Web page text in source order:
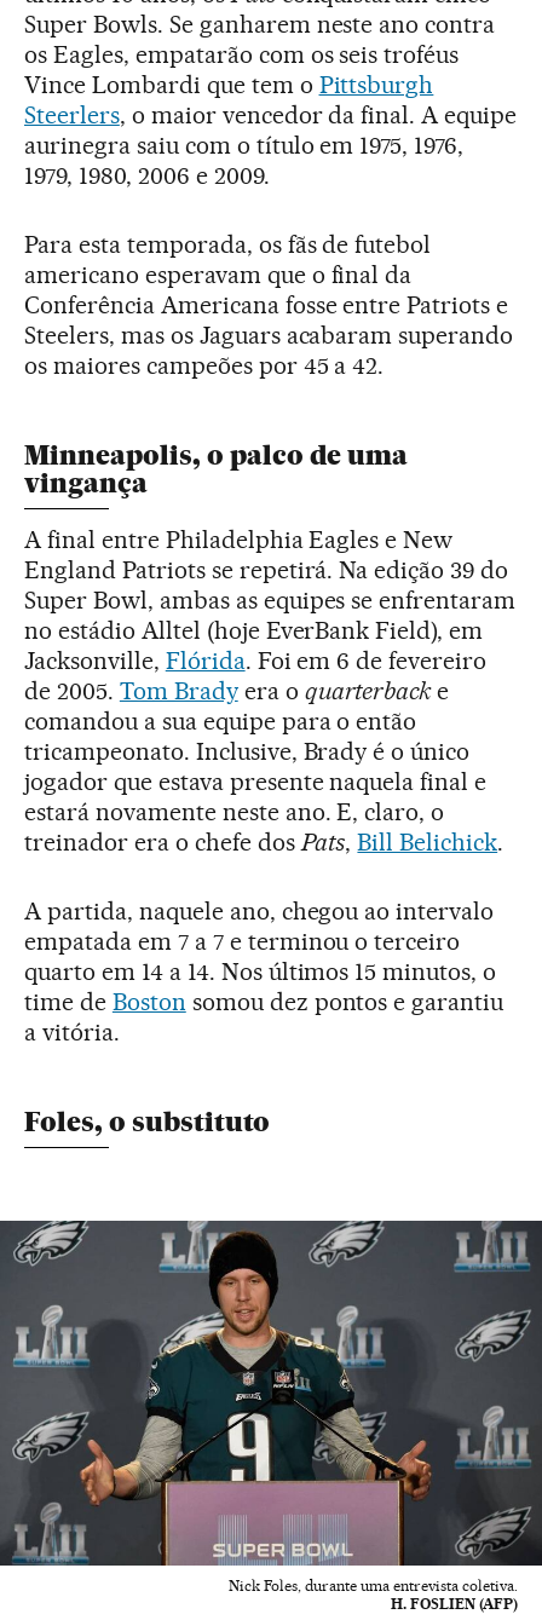
Super Bowls. Se ganharem neste ano contra
os Eagles, empatarão com os seis troféus
Vince Lombardi que tem o Pittsburgh
Steerlers, o maior vencedor da final. A equipe
aurinegra saiu com o título em 1975, 1976,
1979, 1980, 2006 e 2009.
Para esta temporada, os fãs de futebol
americano esperavam que o final da
Conferência Americana fosse entre Patriots e
Steelers, mas os Jaguars acabaram superando
os maiores campeões por 45 a 42.
Minneapolis, o palco de uma
vingança
A final entre Philadelphia Eagles e New
England Patriots se repetirá. Na edição 39 do
Super Bowl, ambas as equipes se enfrentaram
no estádio Alltel (hoje EverBank Field), em
Jacksonville, Flórida. Foi em 6 de fevereiro
de 2005. Tom Bradyera o quarterbacke
comandou a sua equipe para o então
tricampeonato. Inclusive, Brady é o único
jogador que estava presente naquela final e
estará novamente neste ano. E, claro, o
treinador era o chefe dos Pats,Bill Belichick.
A partida, naquele ano, chegou ao intervalo
empatada em 7 a 7 e terminou o terceiro
quarto em 14 a 14. Nos últimos 15 minutos, o
time de Boston somou dez pontos e garantiu
a vitória.
Foles, o substituto
Nick Foles, durante uma entrevista coletiva.
H. FOSLIEN (AFP)